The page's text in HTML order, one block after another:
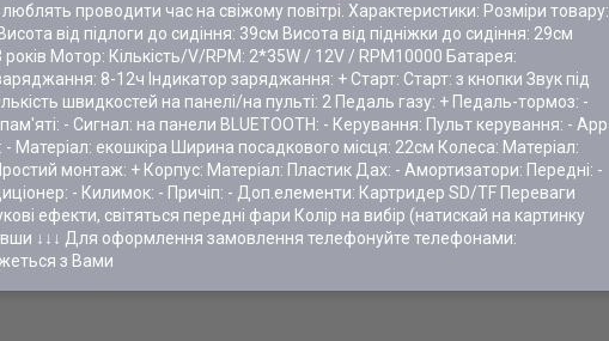
проводити час на свіжому повітрі. Характеристики: Розміри товару:
від підлоги до сидіння: 39см Висота від підніжки до сидіння: 29см
Мотор: Кількість/V/RPM: 2*35W / 12V / RPM10000 Батарея:
8-12ч Індикатор заряджання: + Старт: Старт: з кнопки Звук під
швидкостей на панелі/на пульті: 2 Педаль газу: + Педаль-тормоз: -
- Сигнал: на панели BLUETOOTH: - Керування: Пульт керування: - App
Матеріал: екошкіра Ширина посадкового місця: 22см Колеса: Матеріал:
монтаж: + Корпус: Матеріал: Пластик Дах: - Амортизатори: Передні: -
- Килимок: - Причіп: - Доп.елементи: Картридер SD/TF Переваги
ефекти, світяться передні фари Колір на вибір (натискай на картинку
↓↓↓ Для оформлення замовлення телефонуйте телефонами:
з Вами